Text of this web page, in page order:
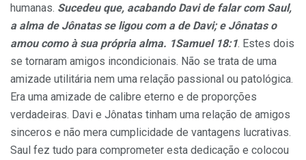
humanas. Sucedeu que, acabando Davi de falar com Saul,
a alma de Jônatas se ligou com a de Davi; e Jônatas o
amou como à sua própria alma. 1Samuel 18:1. Estes dois
se tornaram amigos incondicionais. Não se trata de uma
amizade utilitária nem uma relação passional ou patológica.
Era uma amizade de calibre eterno e de proporções
verdadeiras. Davi e Jônatas tinham uma relação de amigos
sinceros e não mera cumplicidade de vantagens lucrativas.
Saul fez tudo para comprometer esta dedicação e colocou